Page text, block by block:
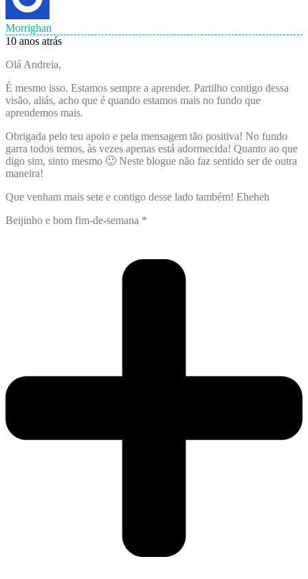
Morrighan
10 anos atrás
Olá Andreia,
É mesmo isso. Estamos sempre a aprender. Partilho contigo dessa
visão, aliás, acho que é quando estamos mais no fundo que
aprendemos mais.
Obrigada pelo teu apoio e pela mensagem tão positiva! No fundo
garra todos temos, às vezes apenas está adormecida! Quanto ao que
digo sim, sinto mesmo 🙂 Neste blogue não faz sentido ser de outra
maneira!
Que venham mais sete e contigo desse lado também! Eheheh
Beijinho e bom fim-de-semana *